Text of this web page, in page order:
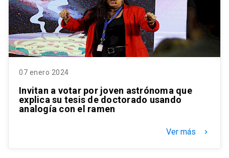
07 enero 2024
Invitan a votar por joven astrónoma que
explica su tesis de doctorado usando
analogía con el ramen
Ver más keyboard_arrow_right